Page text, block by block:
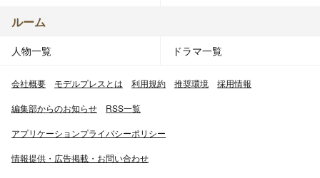
ルーム
人物一覧 ドラマ一覧
会社概要 モデルプレスとは 利用規約 推奨環境 採用情報
編集部からのお知らせ RSS一覧
アプリケーションプライバシーポリシー
情報提供・広告掲載・お問い合わせ